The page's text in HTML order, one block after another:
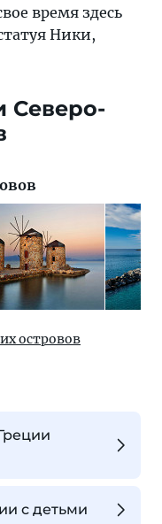
время здесь
Ники,
Северо-
островов
с детьми